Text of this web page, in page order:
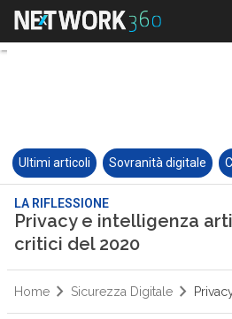
Ultimi articoli Sovranità digitale
LA RIFLESSIONE
Privacy e intelligenza
critici del 2020
Home Sicurezza Digitale